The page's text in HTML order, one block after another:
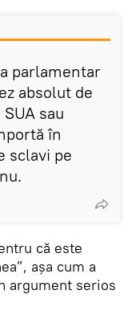
parlamentar
absolut de
sau
în
sclavi pe
că este
așa cum a
argument serios